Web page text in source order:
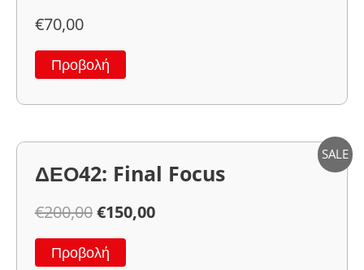
€70,00
Προβολή
SALE
ΔΕΟ42: Final Focus
€200,00€150,00
Προβολή